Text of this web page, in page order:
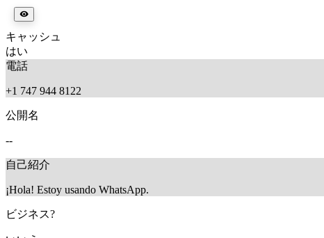
キャッシュ
はい
電話
+1 747 944 8122
公開名
--
自己紹介
¡Hola! Estoy usando WhatsApp.
ビジネス?